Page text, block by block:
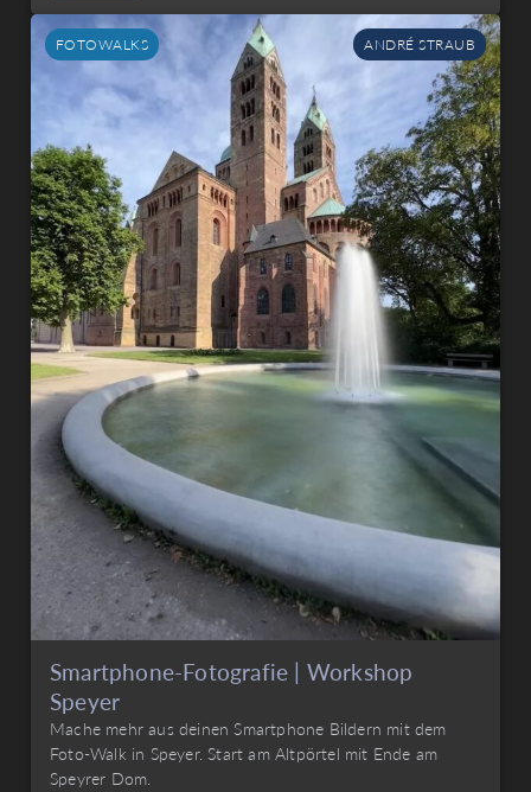
FOTOWALKS ANDRÉ STRAUB
Smartphone-Fotografie | Workshop
Speyer
Mache mehr aus deinen Smartphone Bildern mit dem
Foto-Walk in Speyer. Start am Altpörtel mit Ende am
Speyrer Dom.